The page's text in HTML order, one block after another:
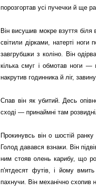
порозгортав усі пучечки й ще
Він висушив мокре взуття
світили дірками, натерті
завгрубшки з коліно. Він
кілька смуг і обмотав ноги —
накрутив годинника й ліг,
Спав він як убитий. Десь
сході — принаймні там
Прокинувсь він о шостій
Голод давався взнаки. Він
ним стояв олень карибу, що
п'ятдесят футів, і йому
пахнучи. Він механічно схопив